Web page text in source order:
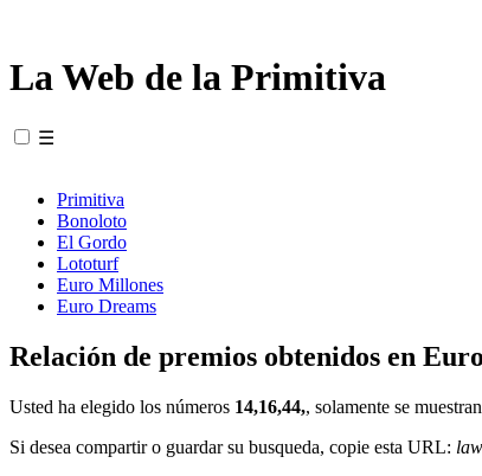
La Web de la Primitiva
☰
Primitiva
Bonoloto
El Gordo
Lototurf
Euro Millones
Euro Dreams
Relación de premios obtenidos en
Usted ha elegido los números 14,16,44,, solamente se
Si desea compartir o guardar su busqueda, copie esta URL: